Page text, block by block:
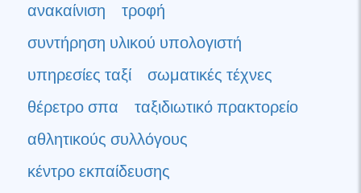
ανακαίνιση
τροφή
συντήρηση υλικού υπολογιστή
υπηρεσίες ταξί
σωματικές τέχνες
θέρετρο σπα
ταξιδιωτικό πρακτορείο
αθλητικούς συλλόγους
κέντρο εκπαίδευσης